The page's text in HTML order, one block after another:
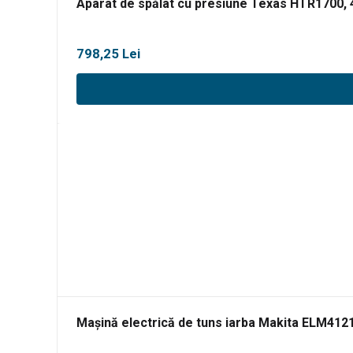
Aparat de spălat cu presiune Texas HTR1700,
798,25 Lei
Mașină electrică de tuns iarba Makita